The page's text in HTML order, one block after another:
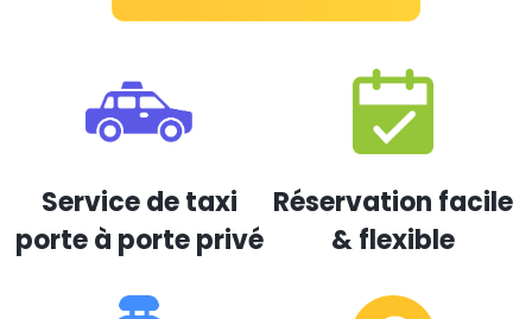
Service de taxi
porte à porte privé
Réservation facile
& flexible